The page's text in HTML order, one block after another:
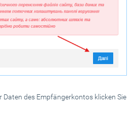
Daten des Empfängerkontos klicken Sie